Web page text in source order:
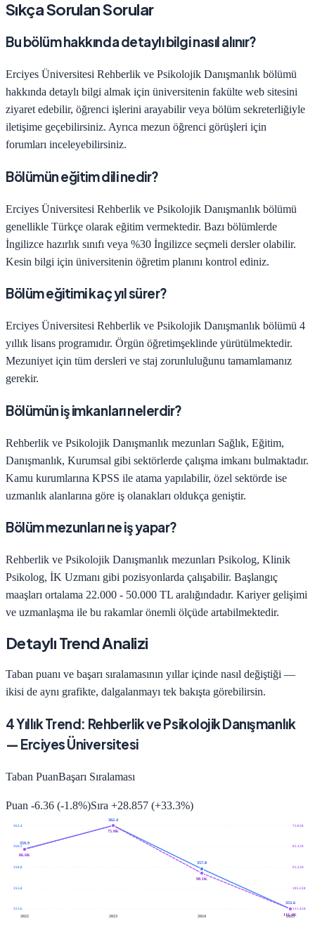
Sıkça Sorulan Sorular
Bu bölüm hakkında detaylı bilgi nasıl alınır?
Erciyes Üniversitesi Rehberlik ve Psikolojik Danışmanlık bölümü
hakkında detaylı bilgi almak için üniversitenin fakülte web sitesini
ziyaret edebilir, öğrenci işlerini arayabilir veya bölüm sekreterliğiyle
iletişime geçebilirsiniz. Ayrıca mezun öğrenci görüşleri için
forumları inceleyebilirsiniz.
Bölümün eğitim dili nedir?
Erciyes Üniversitesi Rehberlik ve Psikolojik Danışmanlık bölümü
genellikle Türkçe olarak eğitim vermektedir. Bazı bölümlerde
İngilizce hazırlık sınıfı veya %30 İngilizce seçmeli dersler olabilir.
Kesin bilgi için üniversitenin öğretim planını kontrol ediniz.
Bölüm eğitimi kaç yıl sürer?
Erciyes Üniversitesi Rehberlik ve Psikolojik Danışmanlık bölümü 4
yıllık lisans programıdır. Örgün öğretimşeklinde yürütülmektedir.
Mezuniyet için tüm dersleri ve staj zorunluluğunu tamamlamanız
gerekir.
Bölümün iş imkanları nelerdir?
Rehberlik ve Psikolojik Danışmanlık mezunları Sağlık, Eğitim,
Danışmanlık, Kurumsal gibi sektörlerde çalışma imkanı bulmaktadır.
Kamu kurumlarına KPSS ile atama yapılabilir, özel sektörde ise
uzmanlık alanlarına göre iş olanakları oldukça geniştir.
Bölüm mezunları ne iş yapar?
Rehberlik ve Psikolojik Danışmanlık mezunları Psikolog, Klinik
Psikolog, İK Uzmanı gibi pozisyonlarda çalışabilir. Başlangıç
maaşları ortalama 22.000 - 50.000 TL aralığındadır. Kariyer gelişimi
ve uzmanlaşma ile bu rakamlar önemli ölçüde artabilmektedir.
Detaylı Trend Analizi
Taban puanı ve başarı sıralamasının yıllar içinde nasıl değiştiği —
ikisi de aynı grafikte, dalgalanmayı tek bakışta görebilirsin.
4Yıllık Trend: Rehberlik ve Psikolojik Danışmanlık
— Erciyes Üniversitesi
Taban PuanBaşarı Sıralaması
Puan -6.36 (-1.8%)Sıra +28.857 (+33.3%)
362.4 75.028
360.2 85.128
358.0 95.228
355.8 105.328
353.6
115.428
2022
2023 2024 2025
359.9
362.4
357.8
353.6
86.6K
75.0K
98.1K
115.4K